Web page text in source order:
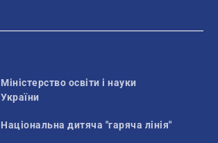
Міністерство освіти і науки
України
Національна дитяча "гаряча лінія"